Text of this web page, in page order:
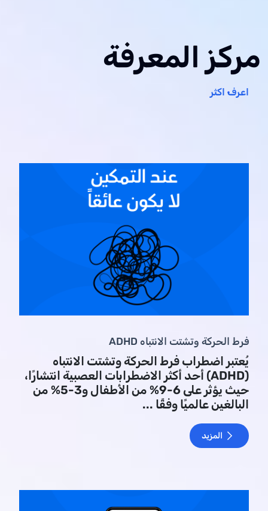
مركز المعرفة
اعرف اكثر
فرط الحركة وتشتت الانتباه ADHD
يُعتبر اضطراب فرط الحركة وتشتت الانتباه
(ADHD) أحد أكثر الاضطرابات العصبية انتشارًا،
حيث يؤثر على 6-9% من الأطفال و3-5% من
البالغين عالميًا وفقًا ...
المزيد